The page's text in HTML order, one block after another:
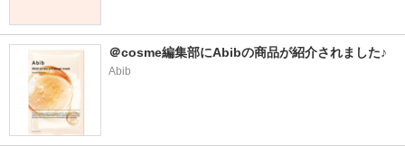
＠cosme編集部にAbibの商品が紹介されました♪
Abib